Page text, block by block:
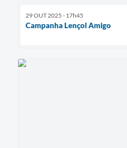
29 OUT 2025 - 17h45
Campanha Lençol Amigo